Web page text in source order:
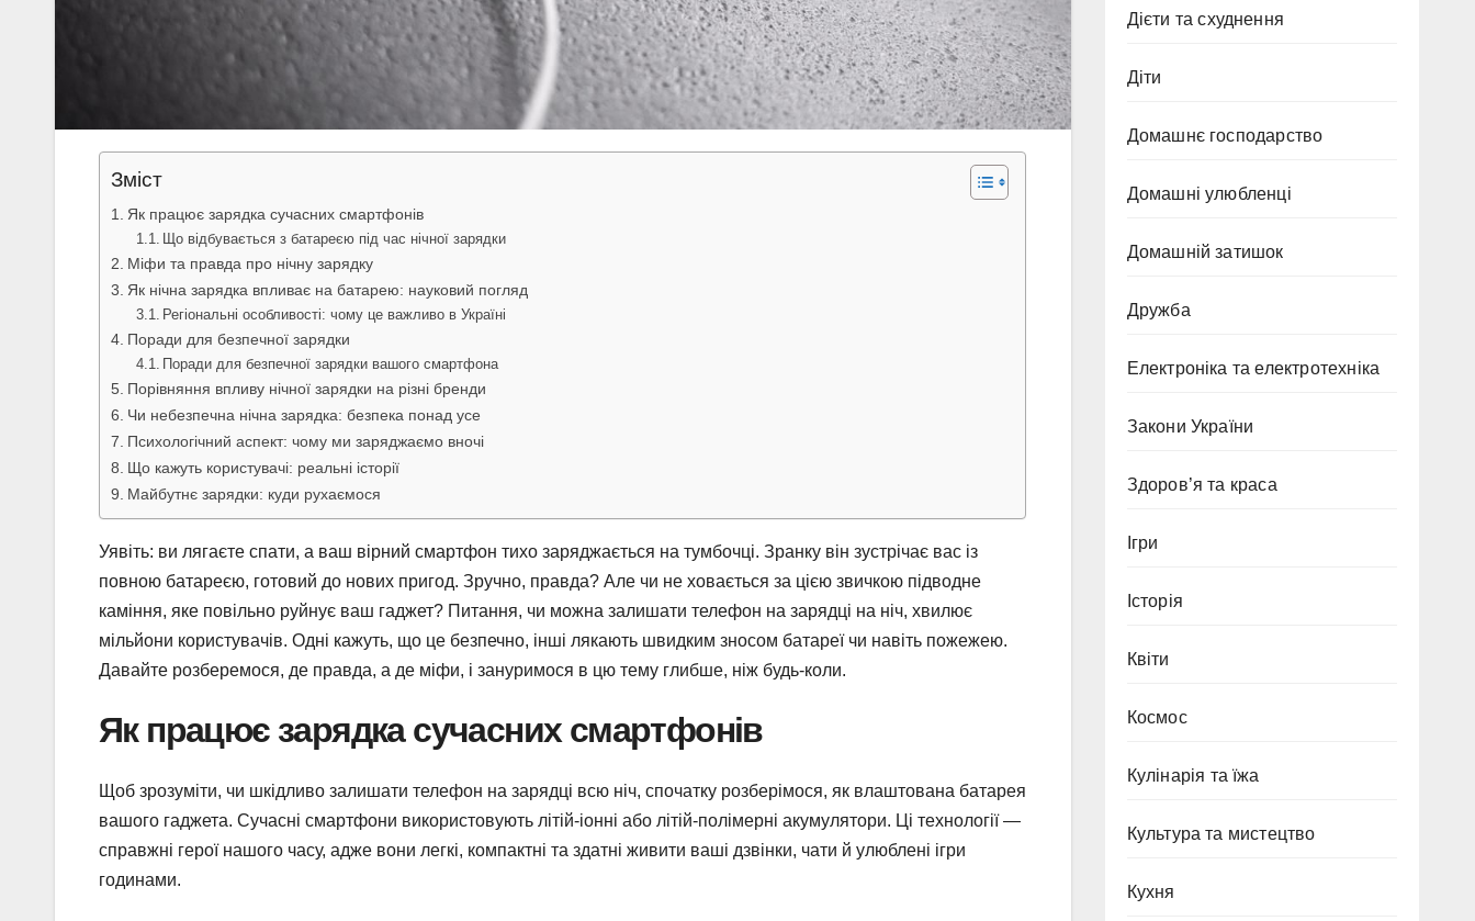
Зміст
Як працює зарядка сучасних смартфонів
Що відбувається з батареєю під час нічної зарядки
Міфи та правда про нічну зарядку
Як нічна зарядка впливає на батарею: науковий погляд
Регіональні особливості: чому це важливо в Україні
Поради для безпечної зарядки
Поради для безпечної зарядки вашого смартфона
Порівняння впливу нічної зарядки на різні бренди
Чи небезпечна нічна зарядка: безпека понад усе
Психологічний аспект: чому ми заряджаємо вночі
Що кажуть користувачі: реальні історії
Майбутнє зарядки: куди рухаємося
Уявіть: ви лягаєте спати, а ваш вірний смартфон тихо заряджається на тумбочці. Зранку він зустрічає вас із
повною батареєю, готовий до нових пригод. Зручно, правда? Але чи не ховається за цією звичкою підводне
каміння, яке повільно руйнує ваш гаджет? Питання, чи можна залишати телефон на зарядці на ніч, хвилює
мільйони користувачів. Одні кажуть, що це безпечно, інші лякають швидким зносом батареї чи навіть пожежею.
Давайте розберемося, де правда, а де міфи, і зануримося в цю тему глибше, ніж будь-коли.
Як працює зарядка сучасних смартфонів
Щоб зрозуміти, чи шкідливо залишати телефон на зарядці всю ніч, спочатку розберімося, як влаштована батарея
вашого гаджета. Сучасні смартфони використовують літій-іонні або літій-полімерні акумулятори. Ці технології —
справжні герої нашого часу, адже вони легкі, компактні та здатні живити ваші дзвінки, чати й улюблені ігри
годинами.
Дієти та схуднення
Діти
Домашнє господарство
Домашні улюбленці
Домашній затишок
Дружба
Електроніка та електротехніка
Закони України
Здоров’я та краса
Ігри
Історія
Квіти
Космос
Кулінарія та їжа
Культура та мистецтво
Кухня